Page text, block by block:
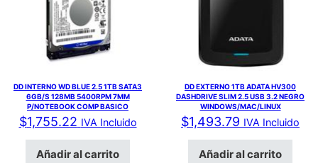
DD INTERNO WD BLUE 2.5 1TB SATA3
6GB/S 128MB 5400RPM 7MM
P/NOTEBOOK COMP BASICO
$1,755.22 IVA Incluido
Añadir al carrito
DD EXTERNO 1TB ADATA HV300
DASHDRIVE SLIM 2.5 USB 3.2 NEGRO
WINDOWS/MAC/LINUX
$1,493.79 IVA Incluido
Añadir al carrito